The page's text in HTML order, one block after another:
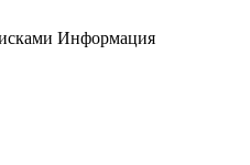
Информация